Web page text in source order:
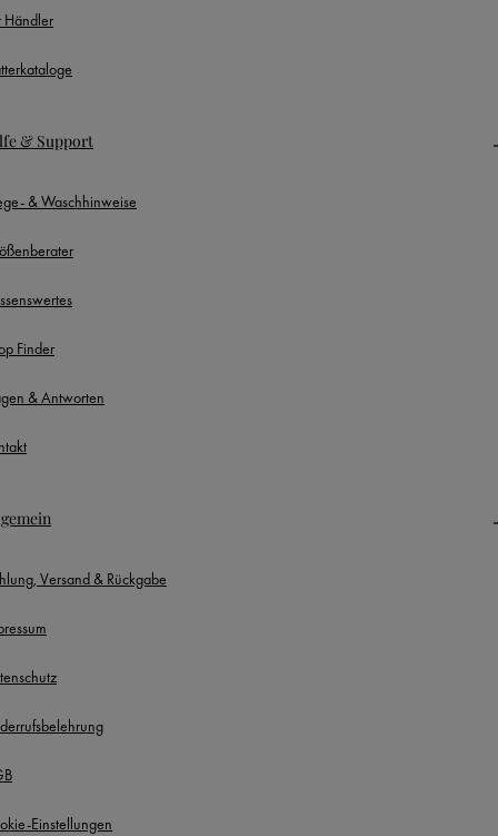
Händler
& Support
& Waschhinweise
Finder
& Antworten
Versand & Rückgabe
Einstellungen